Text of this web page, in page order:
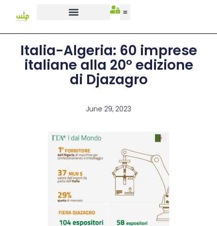
Italia-Algeria: 60 imprese
italiane alla 20° edizione
di Djazagro
June 29, 2023